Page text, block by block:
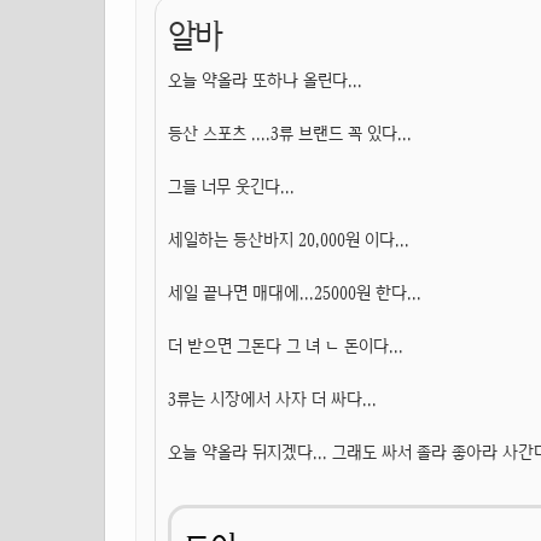
알바
오늘 약올라 또하나 올린다...
등산 스포츠 ....3류 브랜드 꼭 있다...
그들 너무 웃긴다...
세일하는 등산바지 20,000원 이다...
세일 끝나면 매대에...25000원 한다...
더 받으면 그돈다 그 녀 ㄴ 돈이다...
3류는 시장에서 사자 더 싸다...
오늘 약올라 뒤지겠다... 그래도 싸서 졸라 좋아라 사간